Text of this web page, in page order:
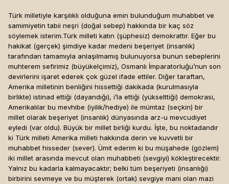
Türk milletiyle karşılıklı olduğuna emin bulunduğum muhabbet ve
samimiyetin tabii neşri (doğal sebep) hakkında bir kaç söz
söylemek isterim.Türk milleti katın (şüphesiz) demokrattır. Eğer bu
hakikat (gerçek) şimdiye kadar medeni beşeriyet (insanlık)
tarafından tamamıyla anlaşılmamış bulunuyorsa bunun sebeplerini
muhterem sefirimiz (büyükelçimiz), Osmanlı İmparatorluğu’nun son
devirlerini işaret ederek çok güzel ifade ettiler. Diğer taraftan,
Amerika milletinin benliğini hissettiği dakikada (kurulmasıyla
birlikte) istinad ettiği (dayandığı), i’la ettiği (yükselttiği) demokrasi,
Amerikalılar bu mevhibe (iyilik/hediye) ile mümtaz (seçkin) bir
millet olarak beşeriyet (insanlık) dünyasında arz-u mevcudiyet
eyledi (var oldu). Büyük bir millet birliği kurdu. İşte, bu noktadandır
ki Türk milleti Amerika milleti hakkında derin ve kuvvetli bir
muhabbet hisseder (sever). Ümit ederim ki bu müşahede (gözlem)
iki millet arasında mevcut olan muhabbeti (sevgiyi) kökleştirecektir.
Yalnız bu kadarla kalmayacaktır; belki tüm beşeriyeti (insanlığı)
birbirini sevmeye ve bu müşterek (ortak) sevgiye mani olan mazi